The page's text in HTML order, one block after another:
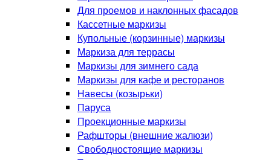
Для проемов и наклонных фасадов
Кассетные маркизы
Купольные (корзинные) маркизы
Маркиза для террасы
Маркизы для зимнего сада
Маркизы для кафе и ресторанов
Навесы (козырьки)
Паруса
Проекционные маркизы
Рафшторы (внешние жалюзи)
Свободностоящие маркизы